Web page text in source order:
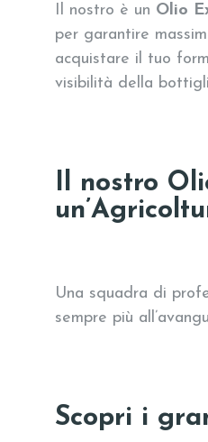
Il nostro è un Olio
per garantire
acquistare il tuo
visibilità della
Il nostro
Una squadra di
sempre più
Scopri i